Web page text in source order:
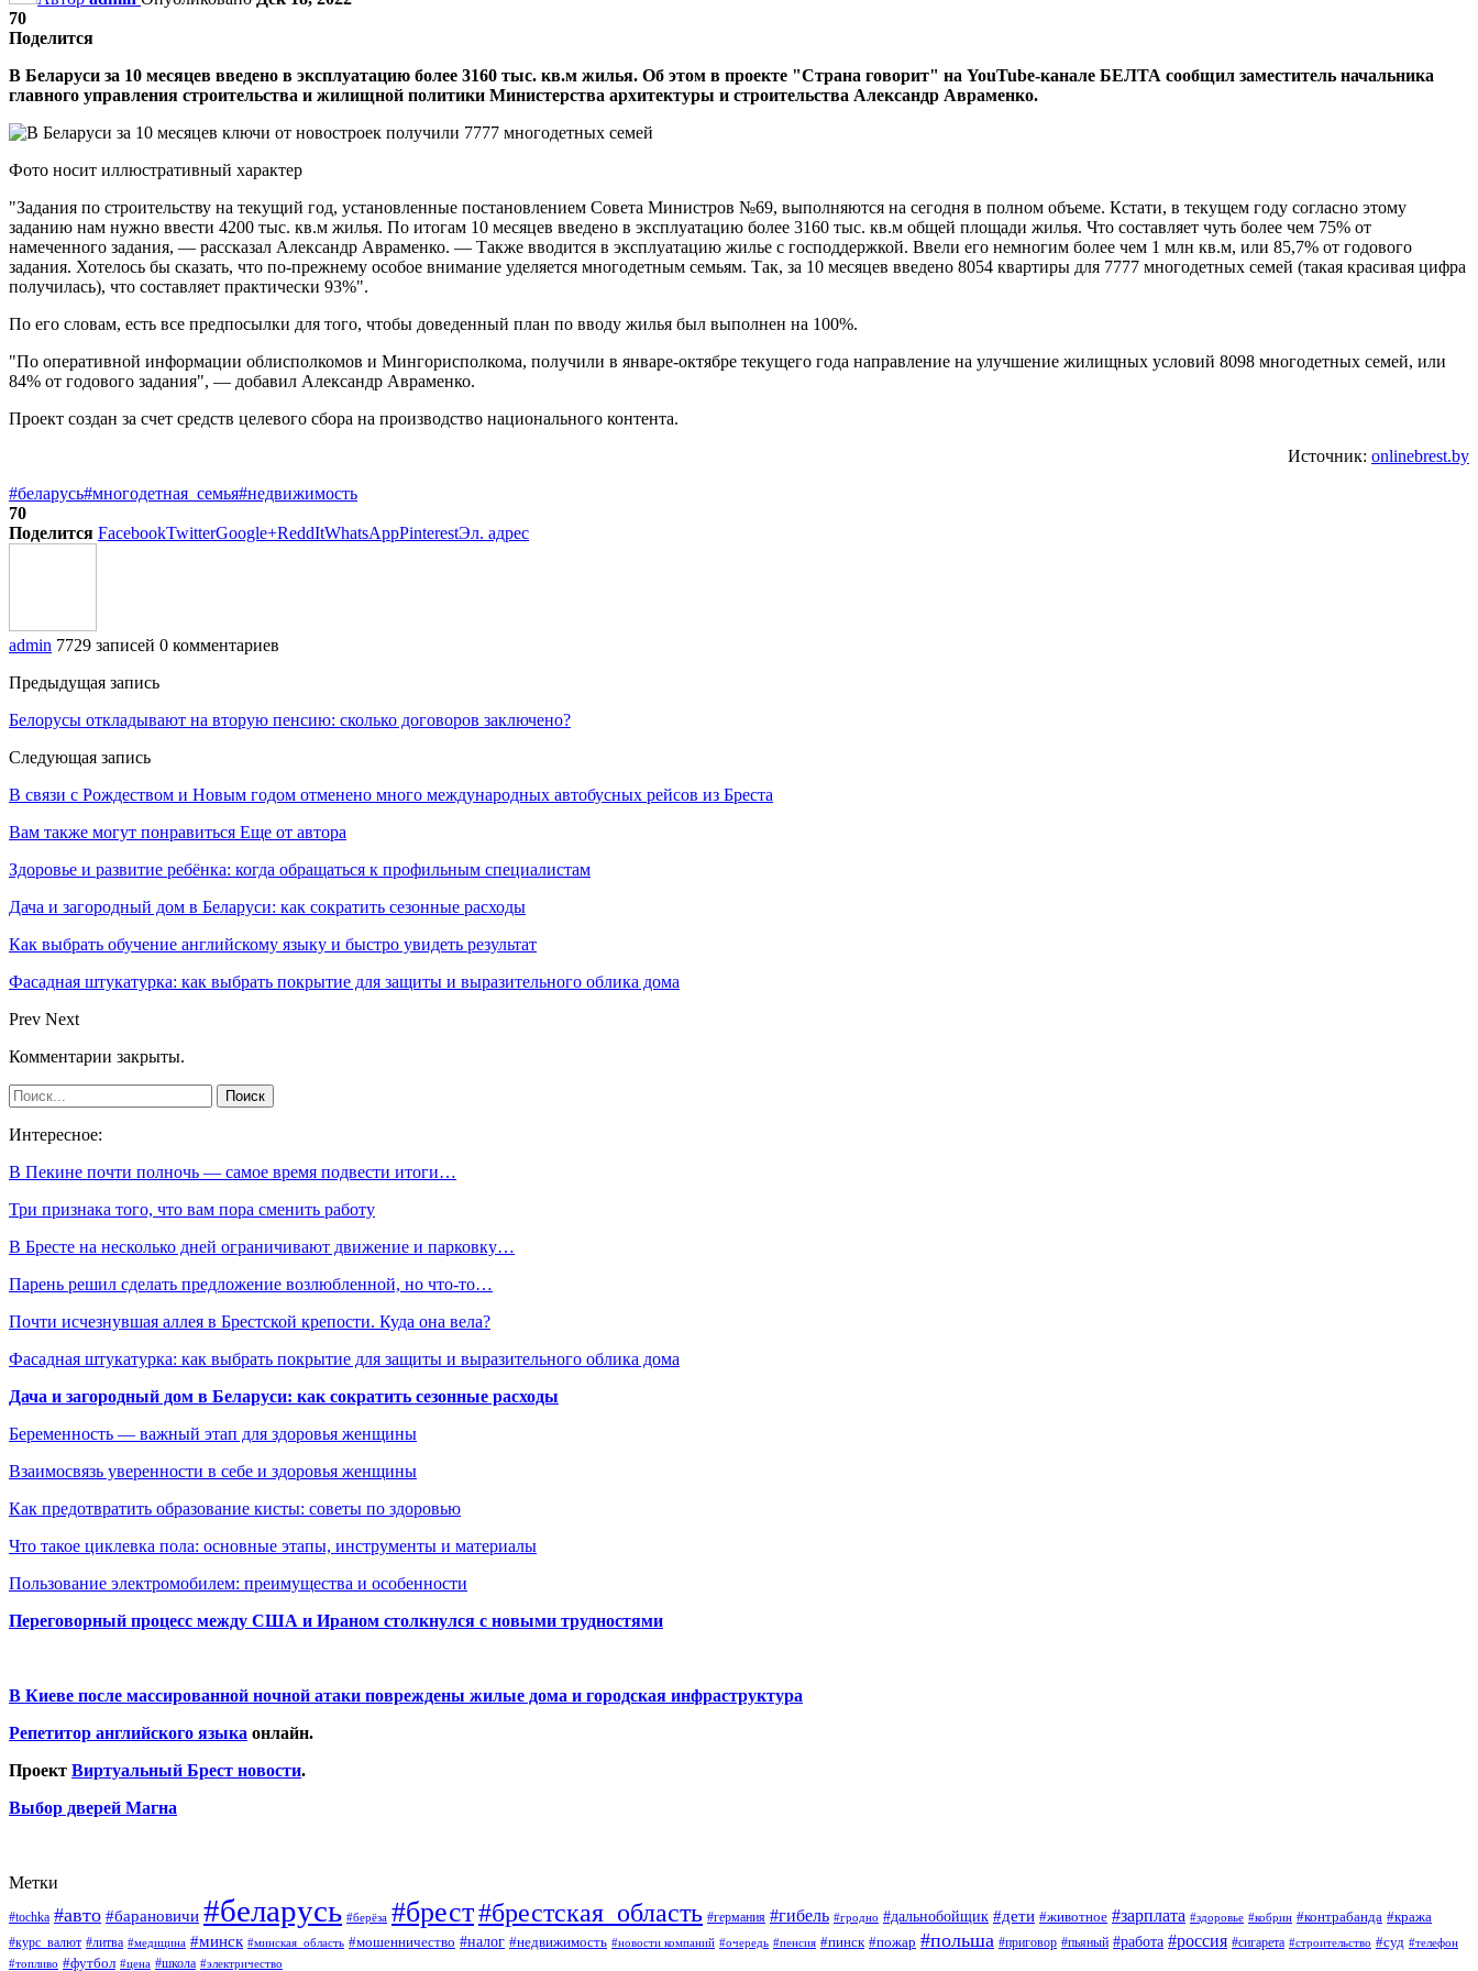
70
Поделится
В Беларуси за 10 месяцев введено в эксплуатацию более 3160 тыс. кв.м жилья. Об этом в проекте "Страна говорит" на YouTube-канале БЕЛТА сообщил заместитель начальника
главного управления строительства и жилищной политики Министерства архитектуры и строительства Александр Авраменко.
Фото носит иллюстративный характер
"Задания по строительству на текущий год, установленные постановлением Совета Министров №69, выполняются на сегодня в полном объеме. Кстати, в текущем году согласно этому
заданию нам нужно ввести 4200 тыс. кв.м жилья. По итогам 10 месяцев введено в эксплуатацию более 3160 тыс. кв.м общей площади жилья. Что составляет чуть более чем 75% от
намеченного задания, — рассказал Александр Авраменко. — Также вводится в эксплуатацию жилье с господдержкой. Ввели его немногим более чем 1 млн кв.м, или 85,7% от годового
задания. Хотелось бы сказать, что по-прежнему особое внимание уделяется многодетным семьям. Так, за 10 месяцев введено 8054 квартиры для 7777 многодетных семей (такая красивая цифра
получилась), что составляет практически 93%".
По его словам, есть все предпосылки для того, чтобы доведенный план по вводу жилья был выполнен на 100%.
"По оперативной информации облисполкомов и Мингорисполкома, получили в январе-октябре текущего года направление на улучшение жилищных условий 8098 многодетных семей, или
84% от годового задания", — добавил Александр Авраменко.
Проект создан за счет средств целевого сбора на производство национального контента.
Источник: onlinebrest.by
#беларусь#многодетная_семья#недвижимость
70
Поделится FacebookTwitterGoogle+ReddItWhatsAppPinterestЭл. адрес
admin 7729 записей 0 комментариев
Предыдущая запись
Белорусы откладывают на вторую пенсию: сколько договоров заключено?
Следующая запись
В связи с Рождеством и Новым годом отменено много международных автобусных рейсов из Бреста
Вам также могут понравиться Еще от автора
Здоровье и развитие ребёнка: когда обращаться к профильным специалистам
Дача и загородный дом в Беларуси: как сократить сезонные расходы
Как выбрать обучение английскому языку и быстро увидеть результат
Фасадная штукатурка: как выбрать покрытие для защиты и выразительного облика дома
Prev Next
Комментарии закрыты.
Интересное:
В Пекине почти полночь — самое время подвести итоги…
Три признака того, что вам пора сменить работу
В Бресте на несколько дней ограничивают движение и парковку…
Парень решил сделать предложение возлюбленной, но что-то…
Почти исчезнувшая аллея в Брестской крепости. Куда она вела?
Фасадная штукатурка: как выбрать покрытие для защиты и выразительного облика дома
Дача и загородный дом в Беларуси: как сократить сезонные расходы
Беременность — важный этап для здоровья женщины
Взаимосвязь уверенности в себе и здоровья женщины
Как предотвратить образование кисты: советы по здоровью
Что такое циклевка пола: основные этапы, инструменты и материалы
Пользование электромобилем: преимущества и особенности
Переговорный процесс между США и Ираном столкнулся с новыми трудностями
В Киеве после массированной ночной атаки повреждены жилые дома и городская инфраструктура
Репетитор английского языка онлайн.
Проект Виртуальный Брест новости.
Выбор дверей Магна
Метки
#tochka #авто #барановичи #беларусь #берёза #брест#брестская_область #германия #гибель #гродно #дальнобойщик #дети #животное #зарплата #здоровье #кобрин #контрабанда #кража
#курс_валют #литва #медицина #минск #минская_область #мошенничество #налог #недвижимость #новости компаний #очередь #пенсия #пинск #пожар #польша #приговор #пьяный #работа #россия #сигарета #строительство #суд #телефон
#топливо #футбол #цена #школа #электричество